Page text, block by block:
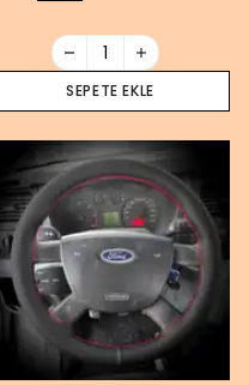
SEPETE EKLE